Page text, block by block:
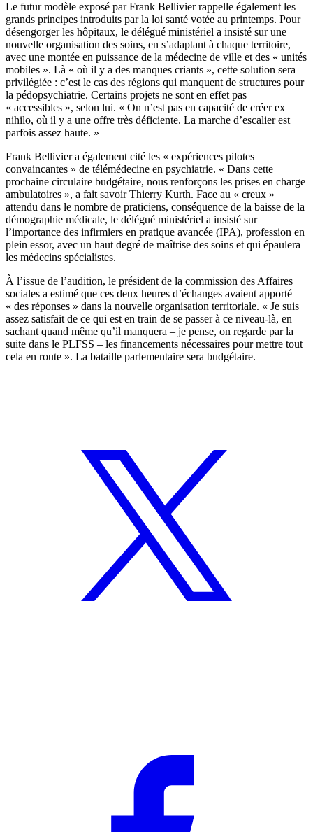
Le futur modèle exposé par Frank Bellivier rappelle également les
grands principes introduits par la loi santé votée au printemps. Pour
désengorger les hôpitaux, le délégué ministériel a insisté sur une
nouvelle organisation des soins, en s’adaptant à chaque territoire,
avec une montée en puissance de la médecine de ville et des « unités
mobiles ». Là « où il y a des manques criants », cette solution sera
privilégiée : c’est le cas des régions qui manquent de structures pour
la pédopsychiatrie. Certains projets ne sont en effet pas
« accessibles », selon lui. « On n’est pas en capacité de créer ex
nihilo, où il y a une offre très déficiente. La marche d’escalier est
parfois assez haute. »
Frank Bellivier a également cité les « expériences pilotes
convaincantes » de télémédecine en psychiatrie. « Dans cette
prochaine circulaire budgétaire, nous renforçons les prises en charge
ambulatoires », a fait savoir Thierry Kurth. Face au « creux »
attendu dans le nombre de praticiens, conséquence de la baisse de la
démographie médicale, le délégué ministériel a insisté sur
l’importance des infirmiers en pratique avancée (IPA), profession en
plein essor, avec un haut degré de maîtrise des soins et qui épaulera
les médecins spécialistes.
À l’issue de l’audition, le président de la commission des Affaires
sociales a estimé que ces deux heures d’échanges avaient apporté
« des réponses » dans la nouvelle organisation territoriale. « Je suis
assez satisfait de ce qui est en train de se passer à ce niveau-là, en
sachant quand même qu’il manquera – je pense, on regarde par la
suite dans le PLFSS – les financements nécessaires pour mettre tout
cela en route ». La bataille parlementaire sera budgétaire.